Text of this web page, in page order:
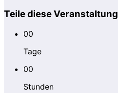
Teile diese Veranstaltung
00
Tage
00
Stunden